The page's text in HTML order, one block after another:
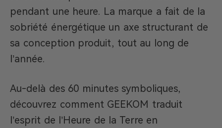
pendant une heure. La marque a fait de la
sobriété énergétique un axe structurant de
sa conception produit, tout au long de
l’année.
Au-delà des 60 minutes symboliques,
découvrez comment GEEKOM traduit
l’esprit de l’Heure de la Terre en